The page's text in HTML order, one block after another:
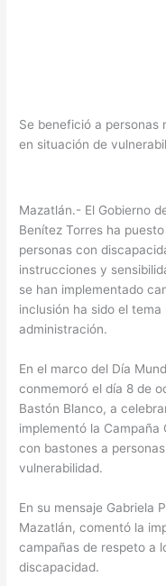
Se benefició a personas
en situación de
Mazatlán.- El Gobierno
Benítez Torres ha
personas con
instrucciones y
se han implementado
inclusión ha sido el
administración.
En el marco del Día
conmemoró el día 8 de
Bastón Blanco, a
implementó la Campaña
con bastones a
vulnerabilidad.
En su mensaje Gabriela
Mazatlán, comentó la
campañas de respeto a
discapacidad.